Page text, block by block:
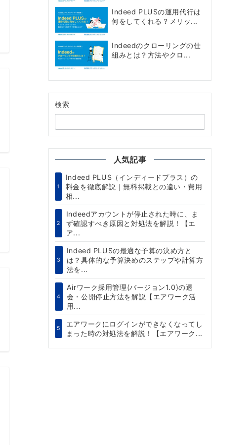
Indeed PLUSの運用代行は
何をしてくれる？メリッ...
Indeedのクローリングの仕
組みとは？方法やクロ...
検索
人気記事
1
Indeed PLUS（インディードプラス）の
料金を徹底解説｜無料掲載との違い・費用
相...
2
Indeedアカウントが停止された時に、ま
ず確認すべき原因と対処法を解説！【エ
ア...
3
Indeed PLUSの最適な予算の決め方と
は？具体的な予算決めのステップや計算方
法を...
4
Airワーク採用管理(バージョン1.0)の退
会・公開停止方法を解説【エアワーク活
用...
5
エアワークにログインができなくなってし
まった時の対処法を解説！【エアワーク...